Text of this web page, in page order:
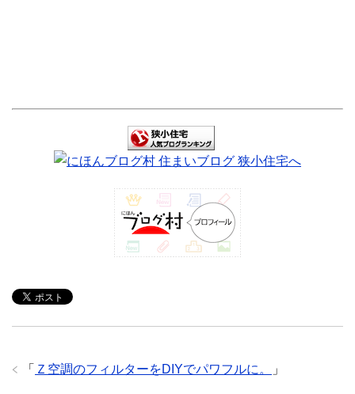
「 Ｚ空調のフィルターをDIYでパワフルに。 」